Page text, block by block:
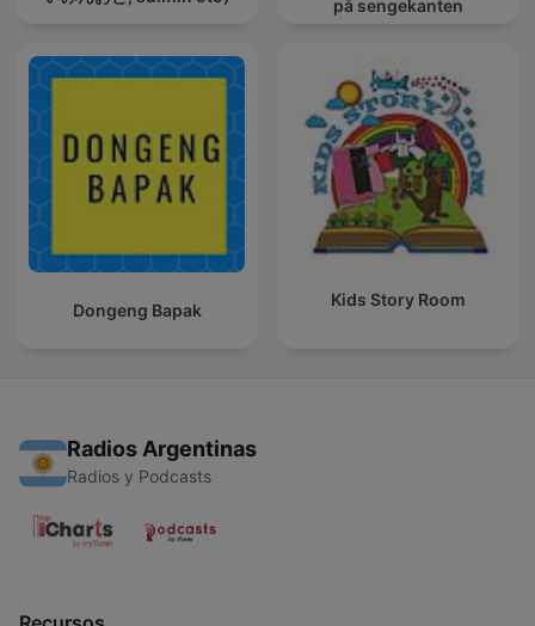
på sengekanten
Dongeng Bapak
Kids Story Room
Radios Argentinas
Radios y Podcasts